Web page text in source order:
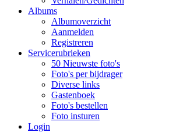
Albums
Albumoverzicht
Aanmelden
Registreren
Servicerubrieken
50 Nieuwste foto's
Foto's per bijdrager
Diverse links
Gastenboek
Foto's bestellen
Foto insturen
Login